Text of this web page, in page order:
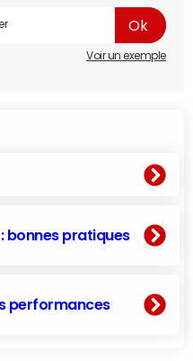
Voir un exemple
bonnes pratiques
performances